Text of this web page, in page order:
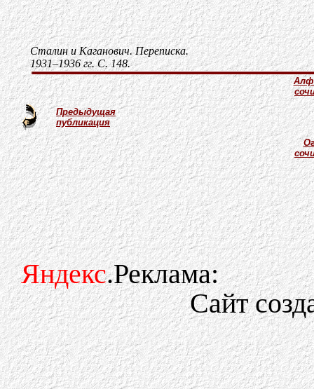
Сталин и Каганович. Переписка.
1931–1936 гг. С. 148.
Предыдущая
публикация
Яндекс.Реклама:
Сайт